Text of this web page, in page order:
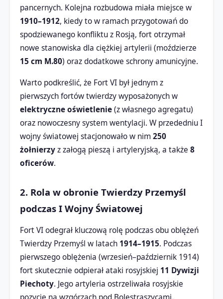
pancernych. Kolejna rozbudowa miała miejsce w
1910–1912, kiedy to w ramach przygotowań do
spodziewanego konfliktu z Rosją, fort otrzymał
nowe stanowiska dla ciężkiej artylerii (moździerze
15 cm M.80) oraz dodatkowe schrony amunicyjne.
Warto podkreślić, że Fort VI był jednym z
pierwszych fortów twierdzy wyposażonych w
elektryczne oświetlenie(z własnego agregatu)
oraz nowoczesny system wentylacji. W przededniu I
wojny światowej stacjonowało w nim250
żołnierzyz załogą pieszą i artyleryjską, a także 8
oficerów.
2. Rola w obronie Twierdzy Przemyśl
podczas I Wojny Światowej
Fort VI odegrał kluczową rolę podczas obu oblężeń
Twierdzy Przemyśl w latach 1914–1915. Podczas
pierwszego oblężenia (wrzesień–październik 1914)
fort skutecznie odpierał ataki rosyjskiej 11 Dywizji
Piechoty. Jego artyleria ostrzeliwała rosyjskie